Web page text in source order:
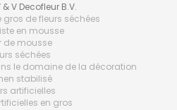
V Decofleur B.V.
de fleurs séchées
en mousse
de mousse
séchées
le domaine de la décoration
stabilisé
artificielles
en gros